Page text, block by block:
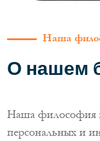
Наша
О нашем
Наша философия
персональных и